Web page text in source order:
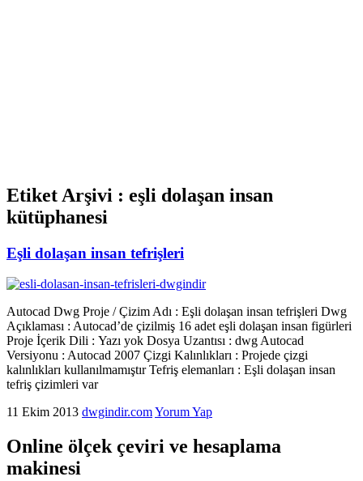
Etiket Arşivi : eşli dolaşan insan
kütüphanesi
Eşli dolaşan insan tefrişleri
Autocad Dwg Proje / Çizim Adı : Eşli dolaşan insan tefrişleri Dwg
Açıklaması : Autocad’de çizilmiş 16 adet eşli dolaşan insan figürleri
Proje İçerik Dili : Yazı yok Dosya Uzantısı : dwg Autocad
Versiyonu : Autocad 2007 Çizgi Kalınlıkları : Projede çizgi
kalınlıkları kullanılmamıştır Tefriş elemanları : Eşli dolaşan insan
tefriş çizimleri var
11 Ekim 2013 dwgindir.comYorum Yap
Online ölçek çeviri ve hesaplama
makinesi